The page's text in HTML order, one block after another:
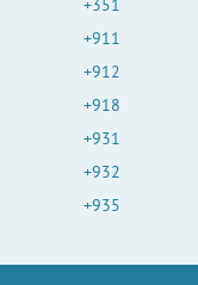
+351
+911
+912
+918
+931
+932
+935